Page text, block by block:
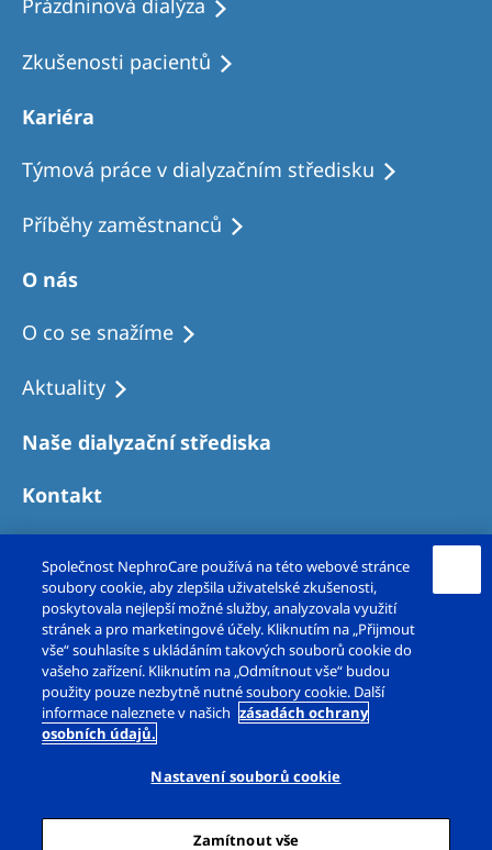
Prázdninová dialýza
Zkušenosti pacientů
Kariéra
Týmová práce v dialyzačním středisku
Příběhy zaměstnanců
O nás
O co se snažíme
Aktuality
Naše dialyzační střediska
Kontakt
Copyright © Fresenius Medical Care – DS, s.r.o.
2026. Všechna práva vyhrazena.
Právní upozornění
Zásady ochrany osobních údajů
Společnost NephroCare používá na této webové stránce
soubory cookie, aby zlepšila uživatelské zkušenosti,
poskytovala nejlepší možné služby, analyzovala využití
stránek a pro marketingové účely. Kliknutím na „Přijmout
vše“ souhlasíte s ukládáním takových souborů cookie do
vašeho zařízení. Kliknutím na „Odmítnout vše“ budou
použity pouze nezbytně nutné soubory cookie. Další
informace naleznete v našich zásadách ochrany
osobních údajů.
Nastavení souborů cookie
Zamítnout vše